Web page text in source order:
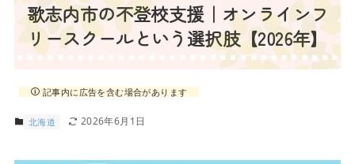
歌志内市の不登校支援｜オンラインフ
リースクールという選択肢【2026年】
記事内に広告を含む場合があります
北海道 2026年6月1日